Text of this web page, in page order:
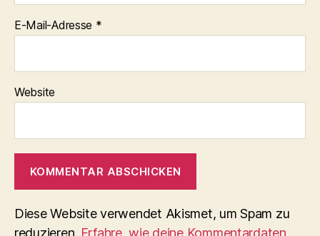
E-Mail-Adresse *
Website
Diese Website verwendet Akismet, um Spam zu
reduzieren. Erfahre, wie deine Kommentardaten